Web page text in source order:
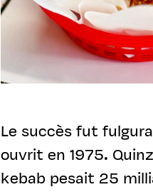
Le succès fut
ouvrit en 1975.
kebab pesait 25